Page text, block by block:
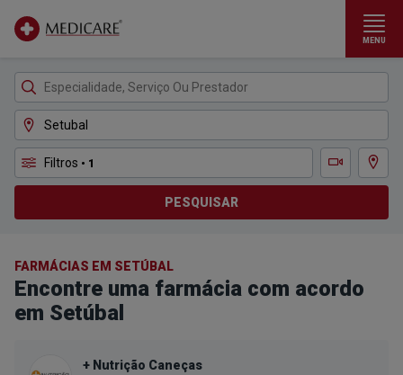
MENU
Filtros • 1
Teleconsulta
Ver
PESQUISAR
FARMÁCIAS EM SETÚBAL
Encontre uma farmácia com acordo
em Setúbal
+ Nutrição Caneças